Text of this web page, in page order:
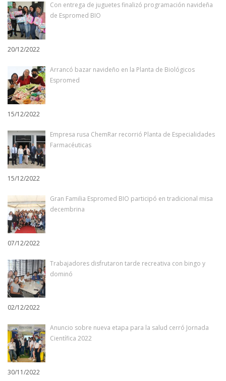
Con entrega de juguetes finalizó programación navideña
de Espromed BIO
20/12/2022
Arrancó bazar navideño en la Planta de Biológicos
Espromed
15/12/2022
Empresa rusa ChemRar recorrió Planta de Especialidades
Farmacéuticas
15/12/2022
Gran Familia Espromed BIO participó en tradicional misa
decembrina
07/12/2022
Trabajadores disfrutaron tarde recreativa con bingo y
dominó
02/12/2022
Anuncio sobre nueva etapa para la salud cerró Jornada
Científica 2022
30/11/2022